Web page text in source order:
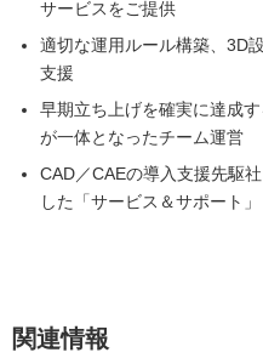
サービスをご提供
適切な運用ルール構築、3D
支援
早期立ち上げを確実に達成
が一体となったチーム運営
CAD／CAEの導入支援先駆
した「サービス＆サポート」
関連情報